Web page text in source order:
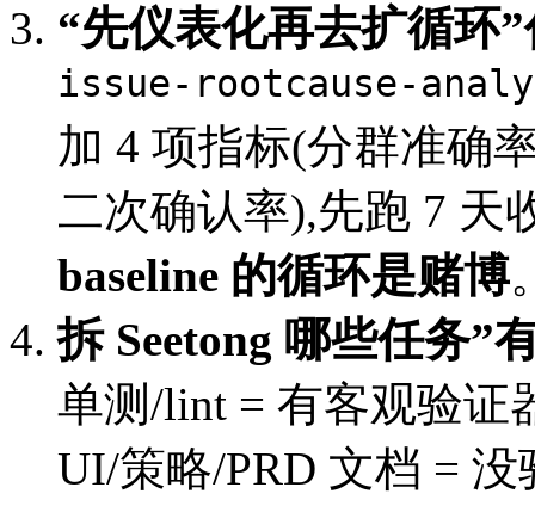
“先仪表化再去扩循环
issue-rootcause-
加 4 项指标(分群准确
二次确认率),先跑 7 天
baseline 的循环是赌博
拆 Seetong 哪些任务”
单测/lint = 有客观验证
UI/策略/PRD 文档 =